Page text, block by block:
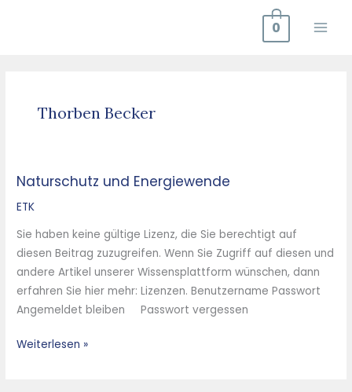
0
Thorben Becker
Naturschutz und Energiewende
ETK
Sie haben keine gültige Lizenz, die Sie berechtigt auf
diesen Beitrag zuzugreifen. Wenn Sie Zugriff auf diesen und
andere Artikel unserer Wissensplattform wünschen, dann
erfahren Sie hier mehr: Lizenzen. Benutzername Passwort
Angemeldet bleiben Passwort vergessen
Naturschutz
und
Weiterlesen »